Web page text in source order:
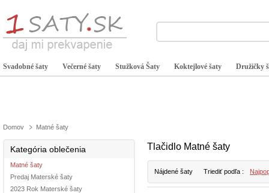
Svadobné šaty Večerné šaty Stužková Šaty Koktejlové šaty Družičky
Domov Matné šaty
Kategória oblečenia
Matné šaty
Predaj Materské šaty
2023 Rok Materské šaty
Tlačidlo Matné šaty
Nájdené šaty Triediť podľa :